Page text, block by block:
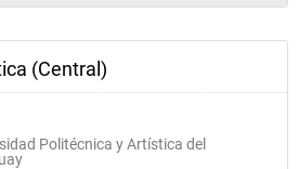
(Central)
Politécnica y Artística del